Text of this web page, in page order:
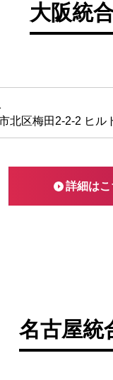
大阪統
北区梅田2-2-2 ヒ
詳細はこ
名古屋統